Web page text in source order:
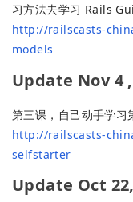
习方法去学习 Rails
http://railscasts-
models
Update Nov 4
第三课，自己动手学
http://railscasts-
selfstarter
Update Oct